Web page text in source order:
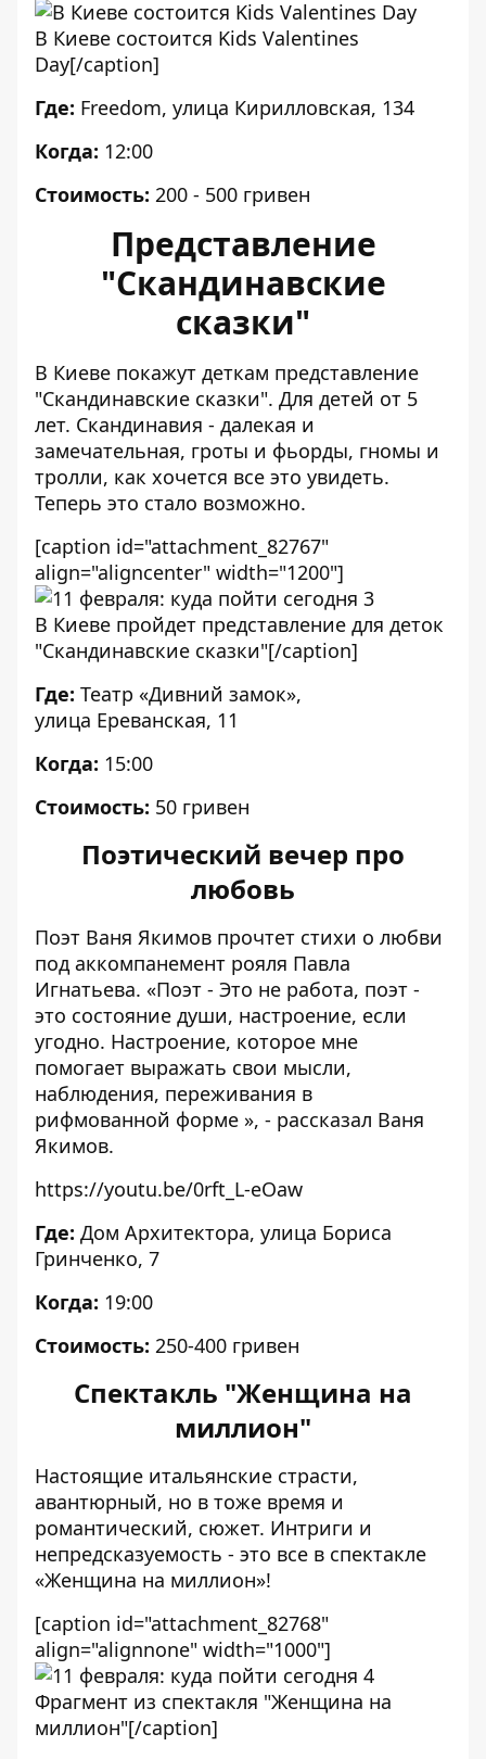
В Киеве состоится Kids Valentines
Day[/caption]
Где: Freedom, улица Кирилловская, 134
Когда: 12:00
Стоимость: 200 - 500 гривен
Представление
"Скандинавские
сказки"
В Киеве покажут деткам представление
"Скандинавские сказки". Для детей от 5
лет. Скандинавия - далекая и
замечательная, гроты и фьорды, гномы и
тролли, как хочется все это увидеть.
Теперь это стало возможно.
[caption id="attachment_82767"
align="aligncenter" width="1200"]
В Киеве пройдет представление для деток
"Скандинавские сказки"[/caption]
Где: Театр «Дивний замок»,
улица Ереванская, 11
Когда: 15:00
Стоимость: 50 гривен
Поэтический вечер про
любовь
Поэт Ваня Якимов прочтет стихи о любви
под аккомпанемент рояля Павла
Игнатьева. «Поэт - Это не работа, поэт -
это состояние души, настроение, если
угодно. Настроение, которое мне
помогает выражать свои мысли,
наблюдения, переживания в
рифмованной форме », - рассказал Ваня
Якимов.
https://youtu.be/0rft_L-eOaw
Где: Дом Архитектора, улица Бориса
Гринченко, 7
Когда: 19:00
Стоимость: 250-400 гривен
Спектакль "Женщина на
миллион"
Настоящие итальянские страсти,
авантюрный, но в тоже время и
романтический, сюжет. Интриги и
непредсказуемость - это все в спектакле
«Женщина на миллион»!
[caption id="attachment_82768"
align="alignnone" width="1000"]
Фрагмент из спектакля "Женщина на
миллион"[/caption]